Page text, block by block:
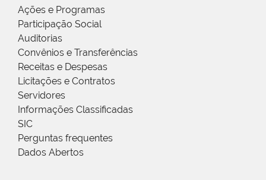
Ações e Programas
Participação Social
Auditorias
Convênios e Transferências
Receitas e Despesas
Licitações e Contratos
Servidores
Informações Classificadas
SIC
Perguntas frequentes
Dados Abertos